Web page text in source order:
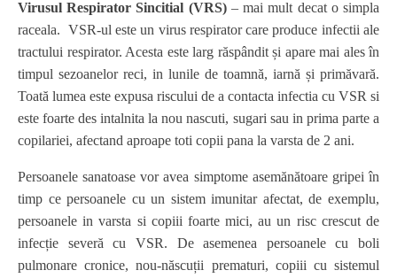
Virusul Respirator Sincitial (VRS)– mai mult decat o simpla
raceala. VSR-ul este un virus respirator care produce infectii ale
tractului respirator. Acesta este larg răspândit și apare mai ales în
timpul sezoanelor reci, in lunile de toamnă, iarnă și primăvară.
Toată lumea este expusa riscului de a contacta infectia cu VSR si
este foarte des intalnita la nou nascuti, sugari sau in prima parte a
copilariei, afectand aproape toti copii pana la varsta de 2 ani.
Persoanele sanatoase vor avea simptome asemănătoare gripei în
timp ce persoanele cu un sistem imunitar afectat, de exemplu,
persoanele in varsta si copiii foarte mici, au un risc crescut de
infecție severă cu VSR. De asemenea persoanele cu boli
pulmonare cronice, nou-născuții prematuri, copiii cu sistemul